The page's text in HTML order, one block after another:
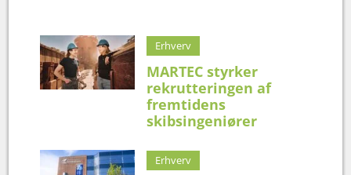
Erhverv
MARTEC styrker
rekrutteringen af
fremtidens
skibsingeniører
Erhverv